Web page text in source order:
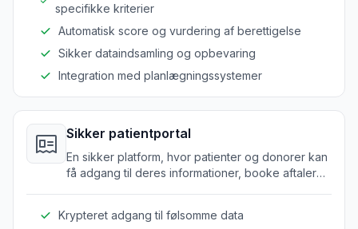
specifikke kriterier
Automatisk score og vurdering af berettigelse
Sikker dataindsamling og opbevaring
Integration med planlægningssystemer
Sikker patientportal
En sikker platform, hvor patienter og donorer kan
få adgang til deres informationer, booke aftaler
Krypteret adgang til følsomme data